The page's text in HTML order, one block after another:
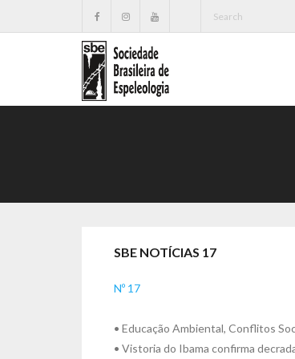
SBE NOTÍCIAS 17
Nº 17
• Educação Ambiental, Conflitos
• Vistoria do Ibama confirma